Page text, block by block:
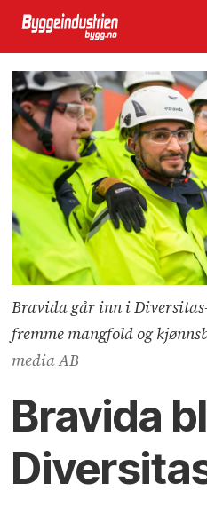
Bravida går inn i
fremme mangfold og
media AB
Bravida